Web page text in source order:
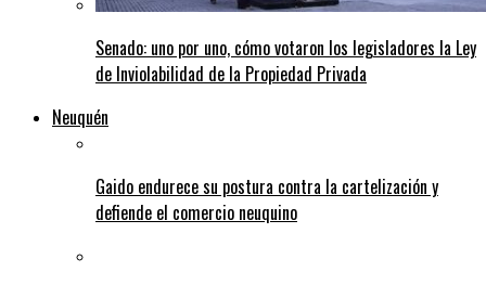
Senado: uno por uno, cómo votaron los legisladores la Ley
de Inviolabilidad de la Propiedad Privada
Neuquén
Gaido endurece su postura contra la cartelización y
defiende el comercio neuquino